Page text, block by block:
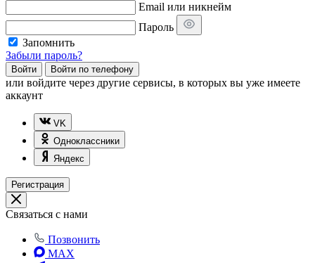
Email или никнейм
Пароль
Запомнить
Забыли пароль?
Войти Войти по телефону
или войдите через другие сервисы, в которых вы уже имеете
аккаунт
VK
Одноклассники
Яндекс
Регистрация
Связаться с нами
Позвонить
MAX